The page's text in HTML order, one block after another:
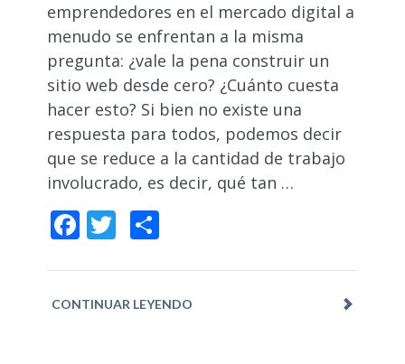
emprendedores en el mercado digital a
menudo se enfrentan a la misma
pregunta: ¿vale la pena construir un
sitio web desde cero? ¿Cuánto cuesta
hacer esto? Si bien no existe una
respuesta para todos, podemos decir
que se reduce a la cantidad de trabajo
involucrado, es decir, qué tan …
Facebook
Twitter
CONTINUAR LEYENDO